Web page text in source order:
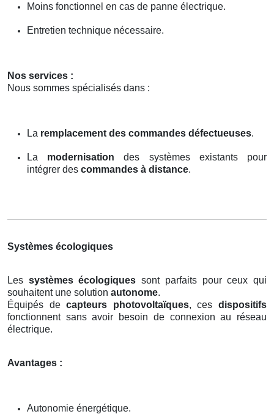
Moins fonctionnel en cas de panne électrique.
Entretien technique nécessaire.
Nos services :
Nous sommes spécialisés dans :
La remplacement des commandes défectueuses.
La modernisation des systèmes existants pour
intégrer des commandes à distance.
Systèmes écologiques
Les systèmes écologiques sont parfaits pour ceux qui
souhaitent une solution autonome.
Équipés decapteurs photovoltaïques, cesdispositifs
fonctionnent sans avoir besoin de connexion au réseau
électrique.
Avantages :
Autonomie énergétique.